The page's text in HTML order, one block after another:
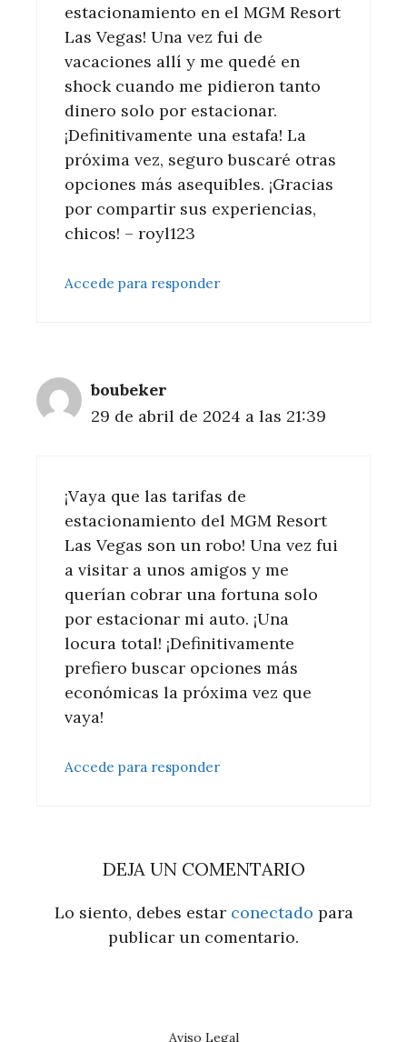
estacionamiento en el MGM Resort
Las Vegas! Una vez fui de
vacaciones allí y me quedé en
shock cuando me pidieron tanto
dinero solo por estacionar.
¡Definitivamente una estafa! La
próxima vez, seguro buscaré otras
opciones más asequibles. ¡Gracias
por compartir sus experiencias,
chicos! – royl123
Accede para responder
boubeker
29 de abril de 2024 a las 21:39
¡Vaya que las tarifas de
estacionamiento del MGM Resort
Las Vegas son un robo! Una vez fui
a visitar a unos amigos y me
querían cobrar una fortuna solo
por estacionar mi auto. ¡Una
locura total! ¡Definitivamente
prefiero buscar opciones más
económicas la próxima vez que
vaya!
Accede para responder
DEJA UN COMENTARIO
Lo siento, debes estar conectado para
publicar un comentario.
Aviso Legal